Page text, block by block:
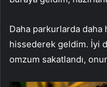
Daha parkurlarda daha
hissederek geldim. İyi
omzum sakatlandı,